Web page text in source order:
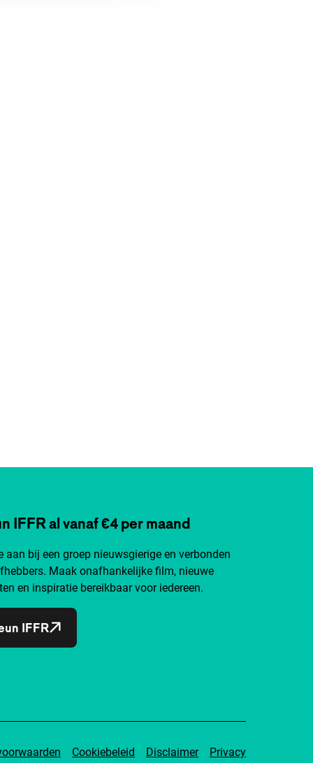
IFFR al vanaf €4 per maand
aan bij een groep nieuwsgierige en verbonden
Maak onafhankelijke film, nieuwe
en inspiratie bereikbaar voor iedereen.
IFFR
Cookiebeleid Disclaimer Privacy